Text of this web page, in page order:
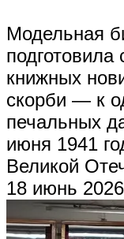
Модельная
книжных
скорби — к
печальных
июня 1941
Великой
18 июнь 2026